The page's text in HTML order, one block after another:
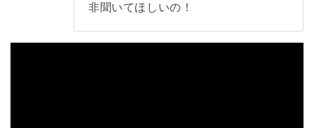
非聞いてほしいの！